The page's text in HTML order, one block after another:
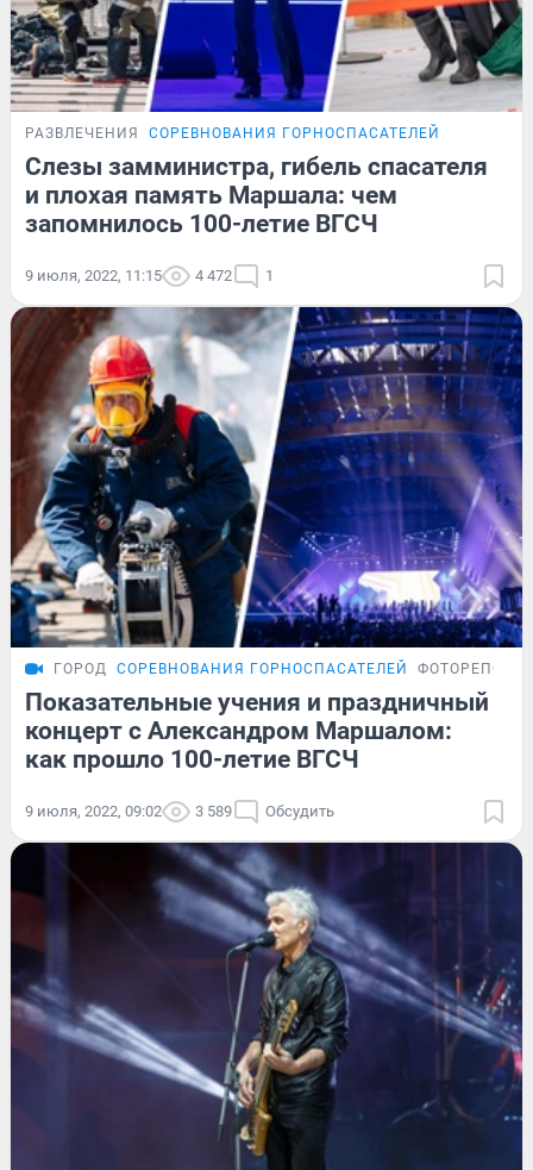
РАЗВЛЕЧЕНИЯ СОРЕВНОВАНИЯ ГОРНОСПАСАТЕЛЕЙ
Слезы замминистра, гибель спасателя
и плохая память Маршала: чем
запомнилось 100-летие ВГСЧ
9 июля, 2022, 11:15 4 472 1
ГОРОД СОРЕВНОВАНИЯ ГОРНОСПАСАТЕЛЕЙ
Показательные учения и праздничный
концерт с Александром Маршалом:
как прошло 100-летие ВГСЧ
9 июля, 2022, 09:02 3 589 Обсудить